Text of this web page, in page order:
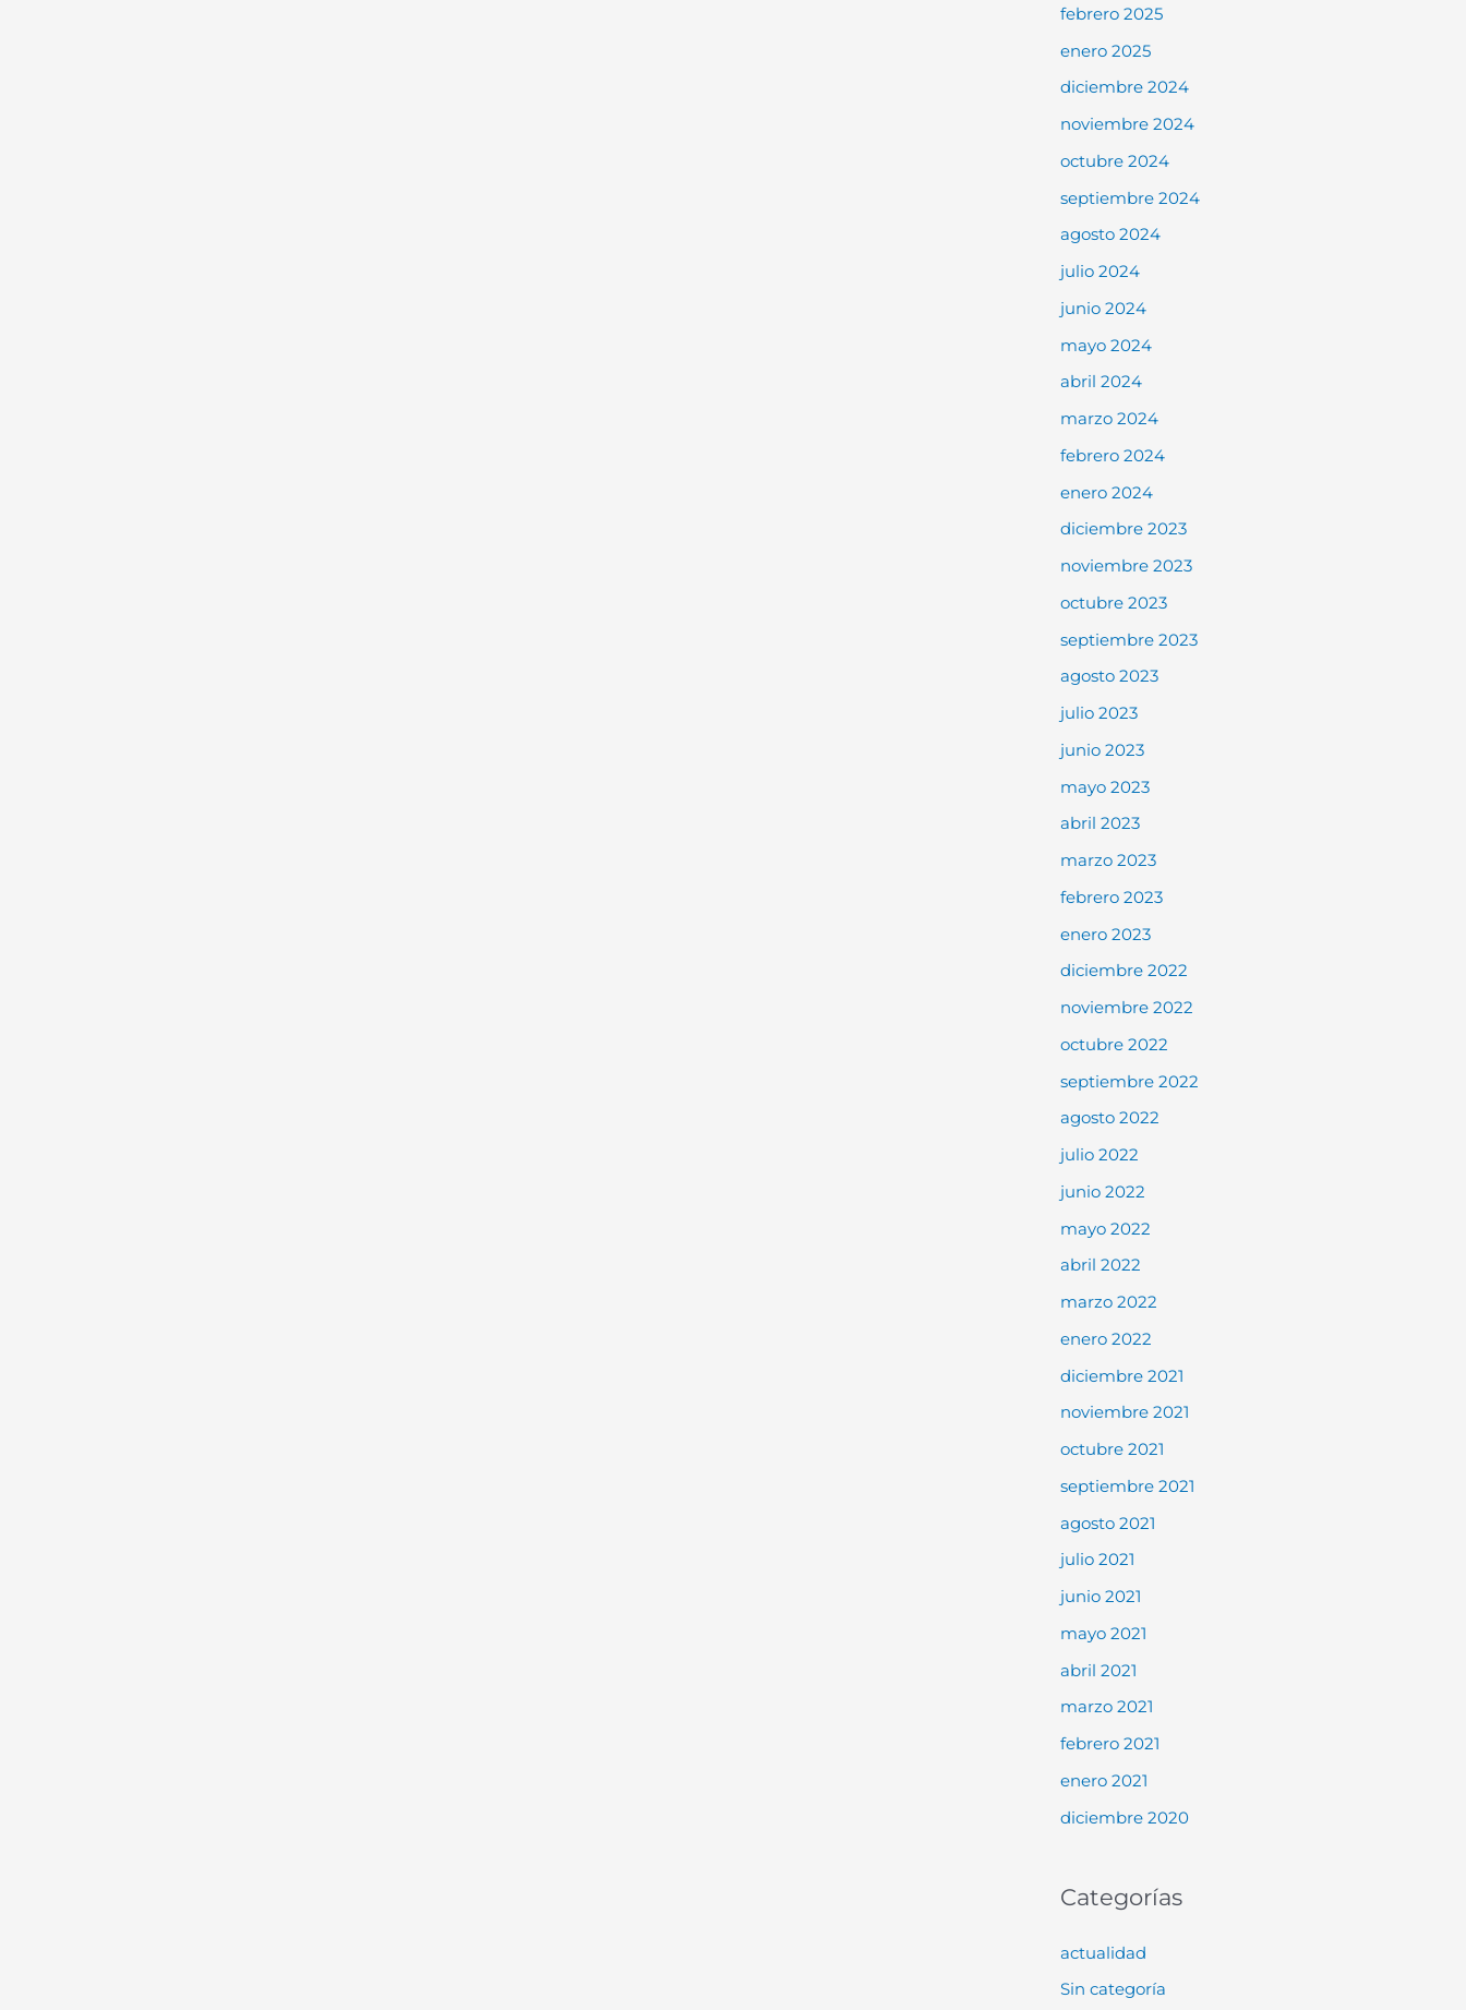
febrero 2025
enero 2025
diciembre 2024
noviembre 2024
octubre 2024
septiembre 2024
agosto 2024
julio 2024
junio 2024
mayo 2024
abril 2024
marzo 2024
febrero 2024
enero 2024
diciembre 2023
noviembre 2023
octubre 2023
septiembre 2023
agosto 2023
julio 2023
junio 2023
mayo 2023
abril 2023
marzo 2023
febrero 2023
enero 2023
diciembre 2022
noviembre 2022
octubre 2022
septiembre 2022
agosto 2022
julio 2022
junio 2022
mayo 2022
abril 2022
marzo 2022
enero 2022
diciembre 2021
noviembre 2021
octubre 2021
septiembre 2021
agosto 2021
julio 2021
junio 2021
mayo 2021
abril 2021
marzo 2021
febrero 2021
enero 2021
diciembre 2020
Categorías
actualidad
Sin categoría